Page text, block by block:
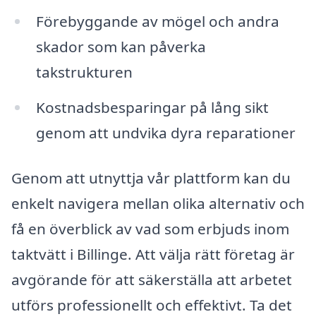
Förebyggande av mögel och andra
skador som kan påverka
takstrukturen
Kostnadsbesparingar på lång sikt
genom att undvika dyra reparationer
Genom att utnyttja vår plattform kan du
enkelt navigera mellan olika alternativ och
få en överblick av vad som erbjuds inom
taktvätt i Billinge. Att välja rätt företag är
avgörande för att säkerställa att arbetet
utförs professionellt och effektivt. Ta det